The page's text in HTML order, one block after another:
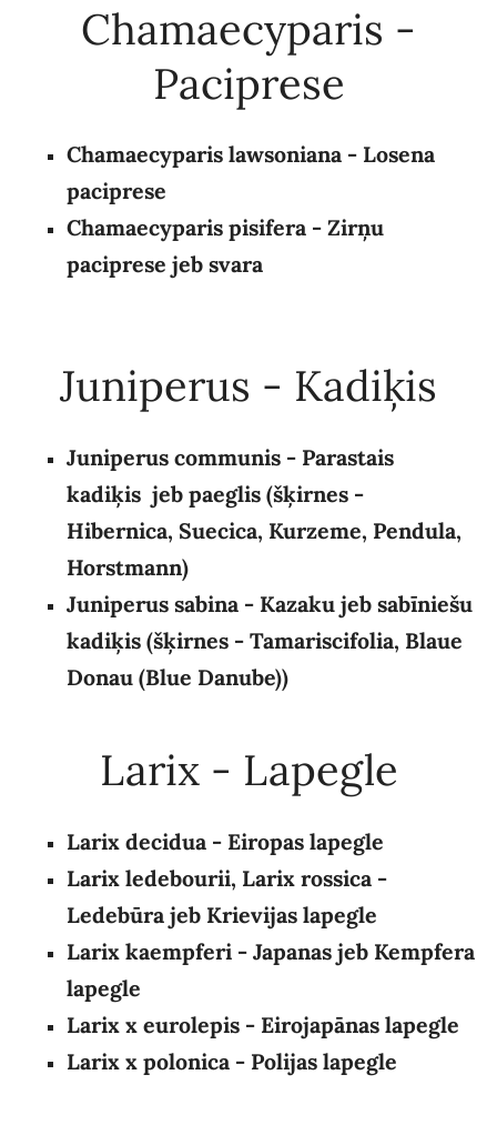
Chamaecyparis -
Paciprese
Chamaecyparis lawsoniana - Losena
paciprese
Chamaecyparis pisifera - Zirņu
paciprese jeb svara
Juniperus - Kadiķis
Juniperus communis - Parastais
kadiķis jeb paeglis (šķirnes -
Hibernica, Suecica, Kurzeme, Pendula,
Horstmann)
Juniperus sabina - Kazaku jeb sabīniešu
kadiķis (šķirnes - Tamariscifolia, Blaue
Donau (Blue Danube))
Larix - Lapegle
Larix decidua - Eiropas lapegle
Larix ledebourii, Larix rossica -
Ledebūra jeb Krievijas lapegle
Larix kaempferi - Japanas jeb Kempfera
lapegle
Larix x eurolepis - Eirojapānas lapegle
Larix x polonica - Polijas lapegle